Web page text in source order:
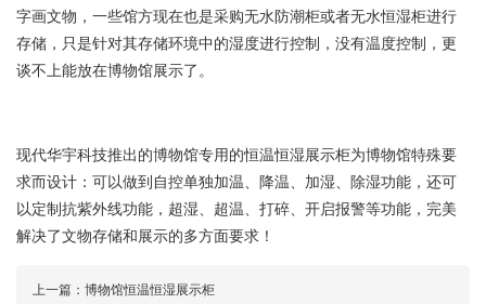
字画文物，一些馆方现在也是采购无水防潮柜或者无水恒湿柜进行
存储，只是针对其存储环境中的湿度进行控制，没有温度控制，更
谈不上能放在博物馆展示了。
现代华宇科技推出的博物馆专用的恒温恒湿展示柜为博物馆特殊要
求而设计：可以做到自控单独加温、降温、加湿、除湿功能，还可
以定制抗紫外线功能，超湿、超温、打碎、开启报警等功能，完美
解决了文物存储和展示的多方面要求！
上一篇： 博物馆恒温恒湿展示柜